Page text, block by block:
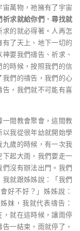
萬物，祂擁有了宇宙
祈求就給你們．尋找就
求的就必得著。人再怎
了天上、地下一切的
要我們禱告、祈求、
時候，按照我們的信
我們的禱告，我們的心
告，我們就不可能有喜
間教會聚會，這間教
以我從很年幼就開始學
九歲的時候，有一次我
起大雨，我們要走一
沒有辦法出門。我們
就跟姊姊說：「我們
好不好？」姊姊說：
妹，我就代表禱告：
，就在這時候，讓雨停
一結束，雨就停了，